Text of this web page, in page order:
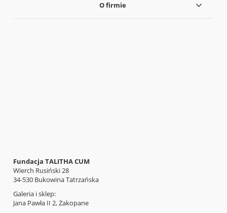
O firmie
Fundacja TALITHA CUM
Wierch Rusiński 28
34-530 Bukowina Tatrzańska
Galeria i sklep:
Jana Pawła II 2, Zakopane